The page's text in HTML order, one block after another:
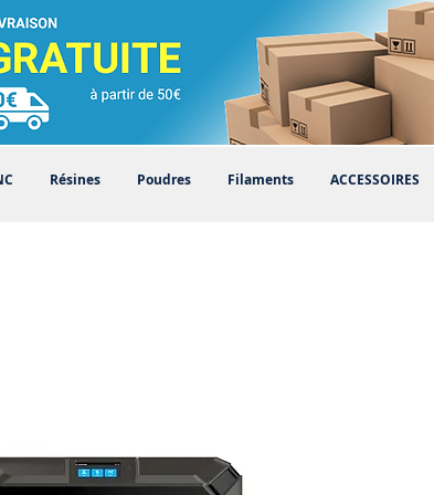
Résines Poudres Filaments ACCESSOIRES